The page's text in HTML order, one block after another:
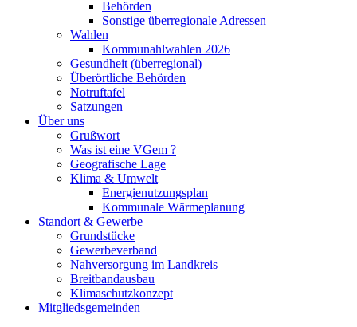
Behörden
Sonstige überregionale Adressen
Wahlen
Kommunahlwahlen 2026
Gesundheit (überregional)
Überörtliche Behörden
Notruftafel
Satzungen
Über uns
Grußwort
Was ist eine VGem ?
Geografische Lage
Klima & Umwelt
Energienutzungsplan
Kommunale Wärmeplanung
Standort & Gewerbe
Grundstücke
Gewerbeverband
Nahversorgung im Landkreis
Breitbandausbau
Klimaschutzkonzept
Mitgliedsgemeinden